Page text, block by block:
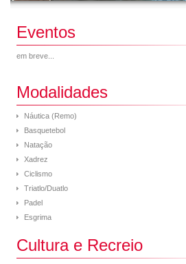
Eventos
em breve...
Modalidades
Náutica (Remo)
Basquetebol
Natação
Xadrez
Ciclismo
Triatlo/Duatlo
Padel
Esgrima
Cultura e Recreio